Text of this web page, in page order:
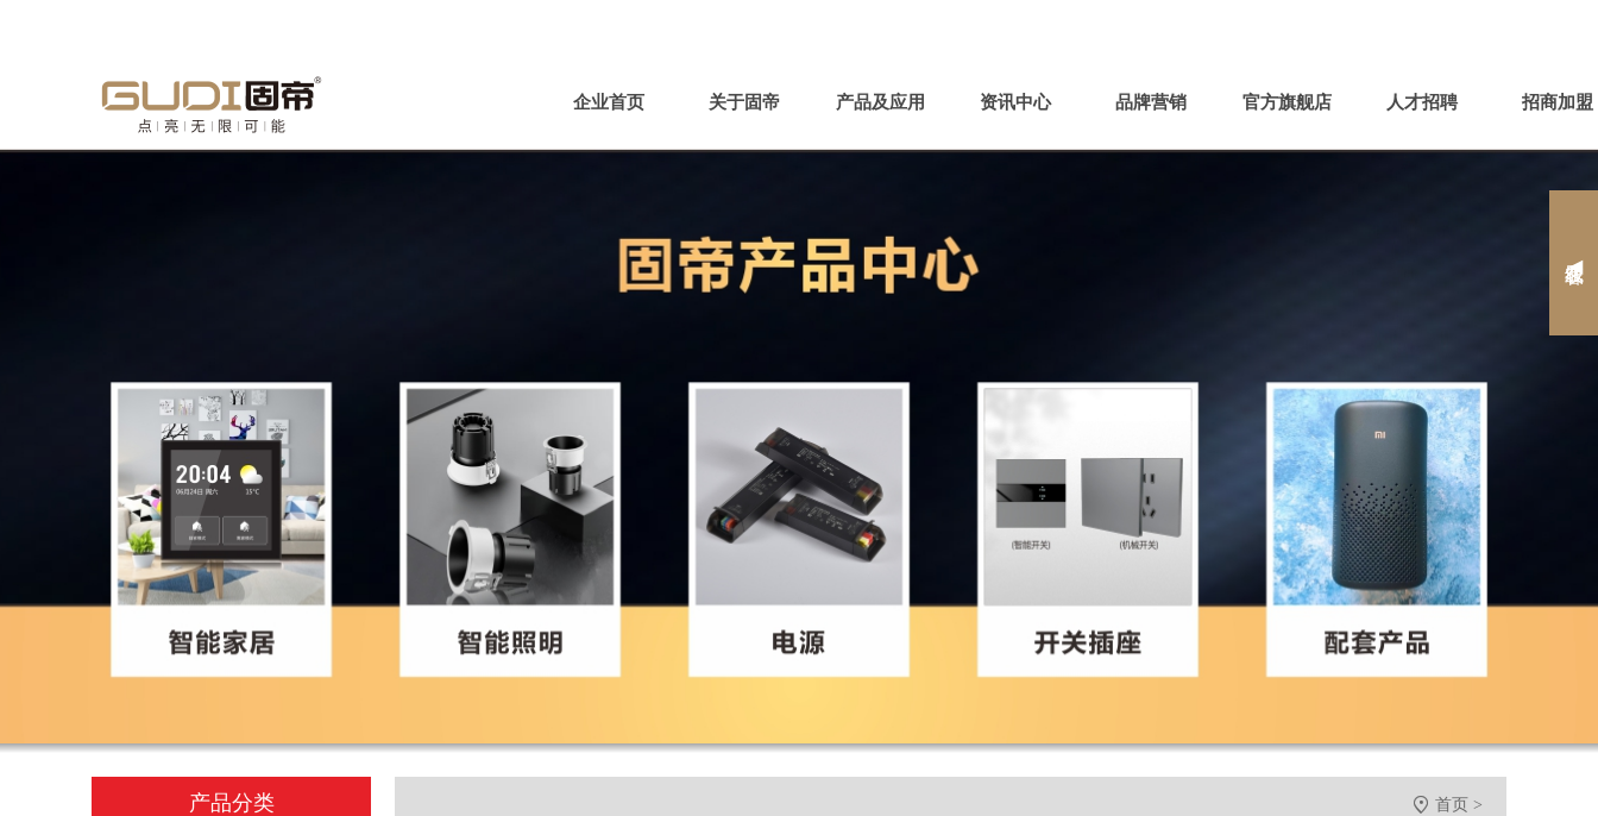
企业首页 关于固帝 产品及应用 资讯中心 品牌营销 官方旗舰店 人才招聘 招商加盟
产品分类  首页 >
在线客服 ◀